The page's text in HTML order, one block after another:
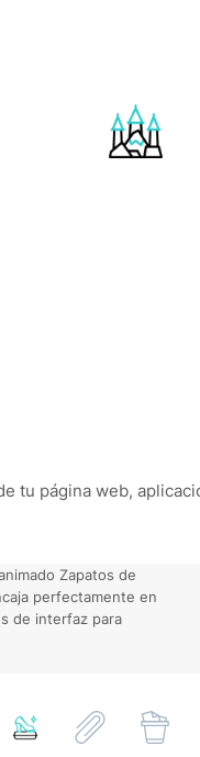
tu página web,
Zapatos de
perfectamente en
de interfaz para